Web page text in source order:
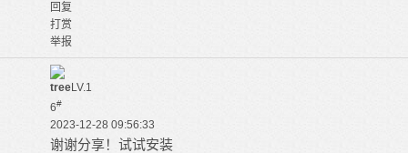
回复
打赏
举报
treeLV.1
6#
2023-12-28 09:56:33
谢谢分享！试试安装